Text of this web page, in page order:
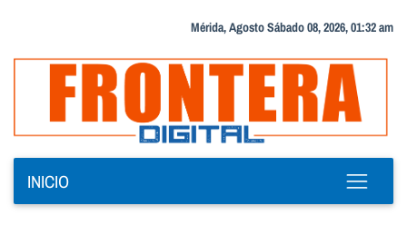
Mérida, Agosto Sábado 08, 2026, 01:32 am
INICIO